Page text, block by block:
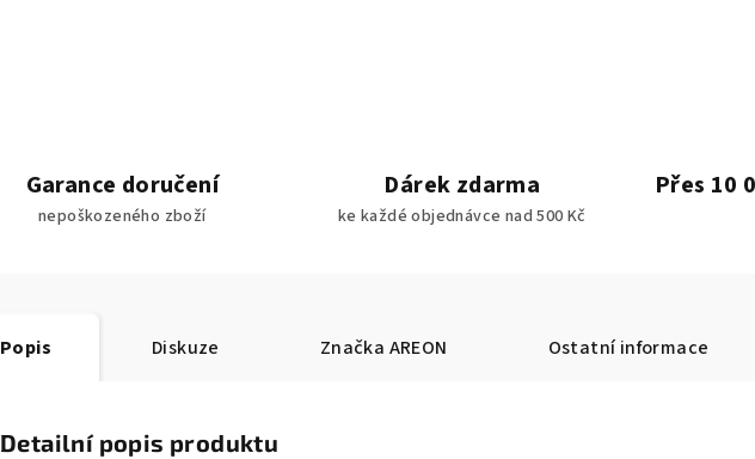
Garance doručení
nepoškozeného zboží
Dárek zdarma
ke každé objednávce nad 500 Kč
Přes 10
Popis Diskuze Značka AREON Ostatní informace
Detailní popis produktu